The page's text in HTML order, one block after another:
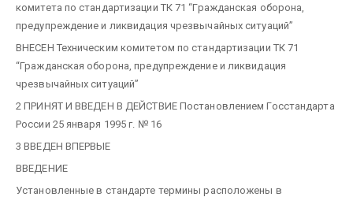
комитета по стандартизации ТК 71 “Гражданская оборона,
предупреждение и ликвидация чрезвычайных ситуаций”
ВНЕСЕН Техническим комитетом по стандартизации ТК 71
“Гражданская оборона, предупреждение и ликвидация
чрезвычайных ситуаций”
2 ПРИНЯТ И ВВЕДЕН В ДЕЙСТВИЕ Постановлением Госстандарта
России 25 января 1995 г. № 16
3 ВВЕДЕН ВПЕРВЫЕ
ВВЕДЕНИЕ
Установленные в стандарте термины расположены в